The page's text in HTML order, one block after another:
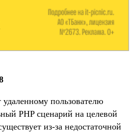
удаленному пользователю
PHP сценарий на целевой
из-за недостаточной